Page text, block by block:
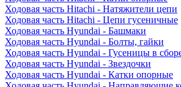
Ходовая часть Hitachi - Натяжители цепи
Ходовая часть Hitachi - Цепи гусеничные
Ходовая часть Hyundai - Башмаки
Ходовая часть Hyundai - Болты, гайки
Ходовая часть Hyundai - Гусеницы в
Ходовая часть Hyundai - Звездочки
Ходовая часть Hyundai - Катки опорные